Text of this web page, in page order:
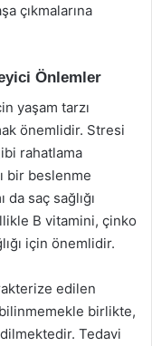
çıkmalarına
Önlemler
yaşam tarzı
önemlidir. Stresi
rahatlama
bir beslenme
saç sağlığı
B vitamini, çinko
için önemlidir.
edilen
birlikte,
Tedavi